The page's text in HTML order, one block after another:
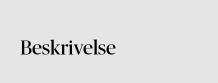
Beskrivelse